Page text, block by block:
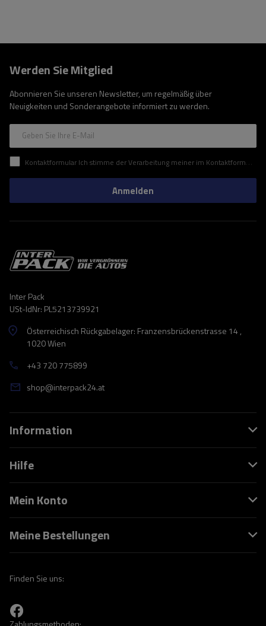
Werden Sie Mitglied
Abonnieren Sie unseren Newsletter, um regelmäßig über
Neuigkeiten und Sonderangebote informiert zu werden.
Geben Sie Ihre E-Mail
Kontaktformular Ich stimme der Verarbeitung meiner im Kontaktformular enthaltenen personenbezogenen Daten gemäß der Verordnung (EU) des Europäischen Parlaments und des Rates zu.
Anmelden
Inter Pack
USt-IdNr: PL5213739921
Österreichisch Rückgabelager: Franzensbrückenstrasse 14 ,
1020 Wien
+43 720 775899
shop@interpack24.at
Information
Hilfe
Mein Konto
Meine Bestellungen
Finden Sie uns: